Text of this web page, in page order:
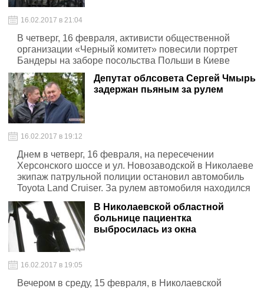
16.02.2017 в 21:04
В четверг, 16 февраля, активисти общественной
организации «Черный комитет» повесили портрет
Бандеры на заборе посольства Польши в Киеве
Депутат облсовета Сергей Чмырь
задержан пьяным за рулем
16.02.2017 в 19:12
Днем в четверг, 16 февраля, на пересечении
Херсонского шоссе и ул. Новозаводской в Николаеве
экипаж патрульной полиции остановил автомобиль
Toyota Land Cruiser. За рулем автомобиля находился
депутат Николаевского областного совета Сергей
Чмырь
В Николаевской областной
больнице пациентка
выбросилась из окна
16.02.2017 в 19:05
Вечером в среду, 15 февраля, в Николаевской